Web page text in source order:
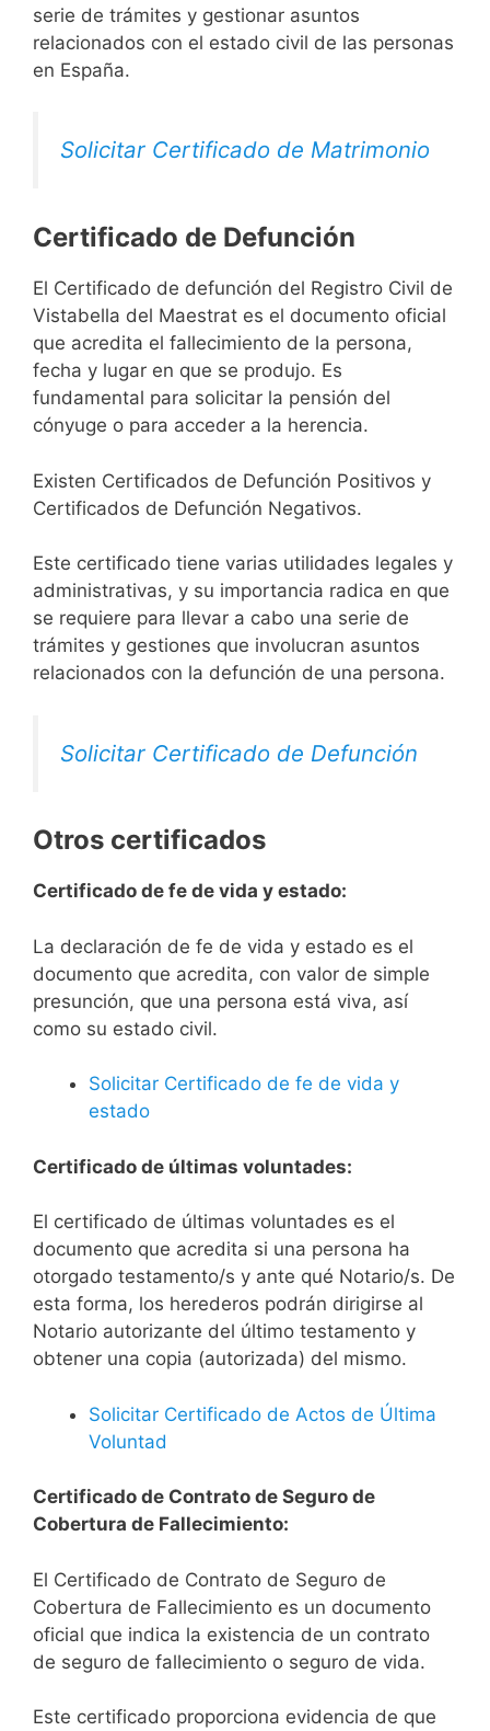
serie de trámites y gestionar asuntos
relacionados con el estado civil de las personas
en España.
Solicitar Certificado de Matrimonio
Certificado de Defunción
El Certificado de defunción del Registro Civil de
Vistabella del Maestrat es el documento oficial
que acredita el fallecimiento de la persona,
fecha y lugar en que se produjo. Es
fundamental para solicitar la pensión del
cónyuge o para acceder a la herencia.
Existen Certificados de Defunción Positivos y
Certificados de Defunción Negativos.
Este certificado tiene varias utilidades legales y
administrativas, y su importancia radica en que
se requiere para llevar a cabo una serie de
trámites y gestiones que involucran asuntos
relacionados con la defunción de una persona.
Solicitar Certificado de Defunción
Otros certificados
Certificado de fe de vida y estado:
La declaración de fe de vida y estado es el
documento que acredita, con valor de simple
presunción, que una persona está viva, así
como su estado civil.
Solicitar Certificado de fe de vida y
estado
Certificado de últimas voluntades:
El certificado de últimas voluntades es el
documento que acredita si una persona ha
otorgado testamento/s y ante qué Notario/s. De
esta forma, los herederos podrán dirigirse al
Notario autorizante del último testamento y
obtener una copia (autorizada) del mismo.
Solicitar Certificado de Actos de Última
Voluntad
Certificado de Contrato de Seguro de
Cobertura de Fallecimiento:
El Certificado de Contrato de Seguro de
Cobertura de Fallecimiento es un documento
oficial que indica la existencia de un contrato
de seguro de fallecimiento o seguro de vida.
Este certificado proporciona evidencia de que